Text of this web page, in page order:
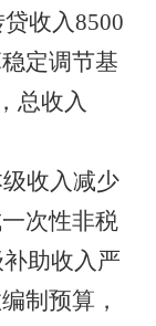
收入8500
定调节基
， 总收入
收入减少
次性非税
助收入严
制预算，